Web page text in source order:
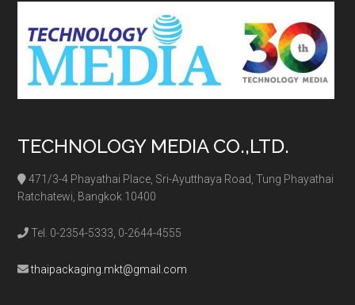
TECHNOLOGY MEDIA CO.,LTD.
471/3-4 Phayathai Place, Sri-Ayutthaya Road, Tung Phayathai
Ratchatewi, Bangkok 10400
Tel. 0-2354-5333, 0-2644-4555
thaipackaging.mkt@gmail.com